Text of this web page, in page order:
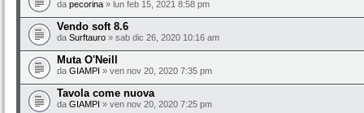
da pecorina » lun feb 15, 2021 8:58 pm
Vendo soft 8.6
da Surftauro » sab dic 26, 2020 10:16 am
Muta O'Neill
da GIAMPI » ven nov 20, 2020 7:35 pm
Tavola come nuova
da GIAMPI » ven nov 20, 2020 7:25 pm